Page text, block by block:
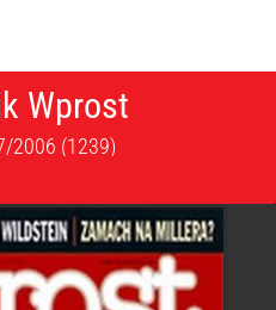
Wprost
2006 (1239)